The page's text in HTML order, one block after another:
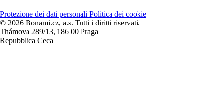
Protezione dei dati personali Politica dei cookie
© 2026 Bonami.cz, a.s. Tutti i diritti riservati.
Thámova 289/13, 186 00 Praga
Repubblica Ceca